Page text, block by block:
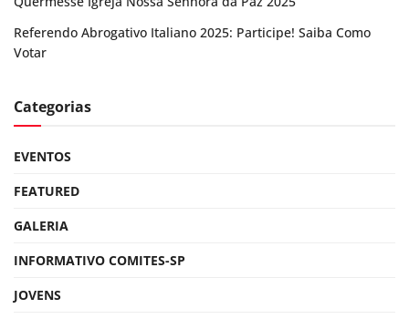
Referendo Abrogativo Italiano 2025: Participe! Saiba Como
Votar
Categorias
EVENTOS
FEATURED
GALERIA
INFORMATIVO COMITES-SP
JOVENS